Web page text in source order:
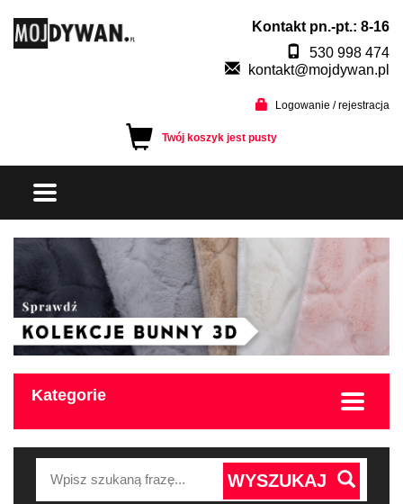
Kontakt pn.-pt.: 8-16
530 998 474
kontakt@mojdywan.pl
Logowanie / rejestracja
Twój koszyk jest pusty
Kategorie
WYSZUKAJ